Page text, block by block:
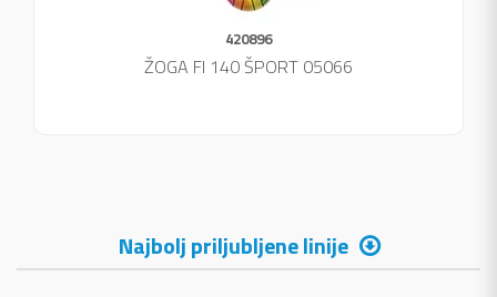
420896
ŽOGA FI 140 ŠPORT 05066
Najbolj priljubljene linije